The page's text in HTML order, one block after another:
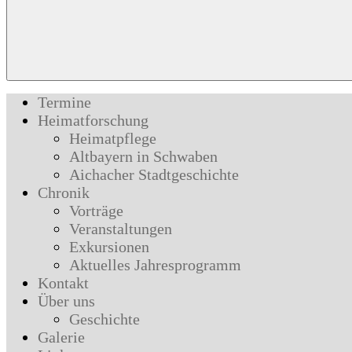
Termine
Heimatforschung
Heimatpflege
Altbayern in Schwaben
Aichacher Stadtgeschichte
Chronik
Vorträge
Veranstaltungen
Exkursionen
Aktuelles Jahresprogramm
Kontakt
Über uns
Geschichte
Galerie